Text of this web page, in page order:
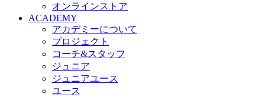
応援プロジェクト
オンラインストア
ACADEMY
アカデミーについて
プロジェクト
コーチ&スタッフ
ジュニア
ジュニアユース
ユース